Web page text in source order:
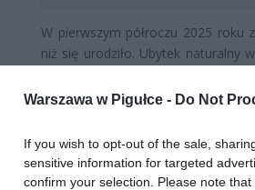
Warszawa w Pigułce - Do Not
If you wish to opt-out of the sale,
sensitive information for targeted
confirm your selection. Please note
W pierwszym półroczu 2025 roku
niż się urodziło. Ubytek naturalny
poniżej 19 tysięcy – poziom,